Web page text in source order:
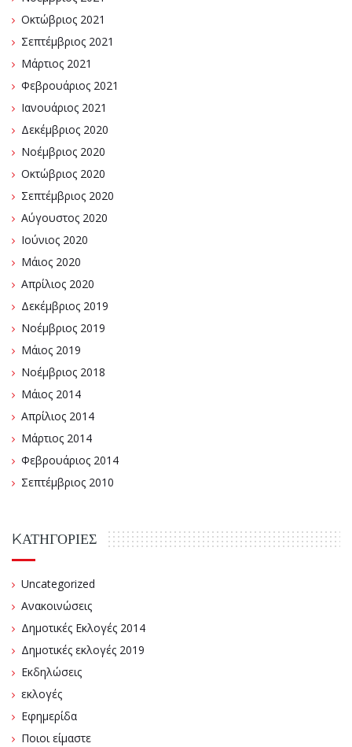
Οκτώβριος 2021
Σεπτέμβριος 2021
Μάρτιος 2021
Φεβρουάριος 2021
Ιανουάριος 2021
Δεκέμβριος 2020
Νοέμβριος 2020
Οκτώβριος 2020
Σεπτέμβριος 2020
Αύγουστος 2020
Ιούνιος 2020
Μάιος 2020
Απρίλιος 2020
Δεκέμβριος 2019
Νοέμβριος 2019
Μάιος 2019
Νοέμβριος 2018
Μάιος 2014
Απρίλιος 2014
Μάρτιος 2014
Φεβρουάριος 2014
Σεπτέμβριος 2010
KΑΤΗΓΟΡΊΕΣ
Uncategorized
Ανακοινώσεις
Δημοτικές Εκλογές 2014
Δημοτικές εκλογές 2019
Εκδηλώσεις
εκλογές
Εφημερίδα
Ποιοι είμαστε